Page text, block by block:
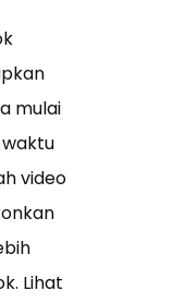
mulai
video
Lihat